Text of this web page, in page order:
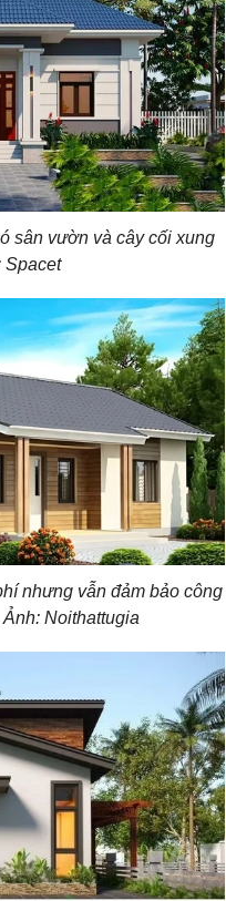
sân vườn và cây cối xung
Spacet
nhưng vẫn đảm bảo công
Noithattugia